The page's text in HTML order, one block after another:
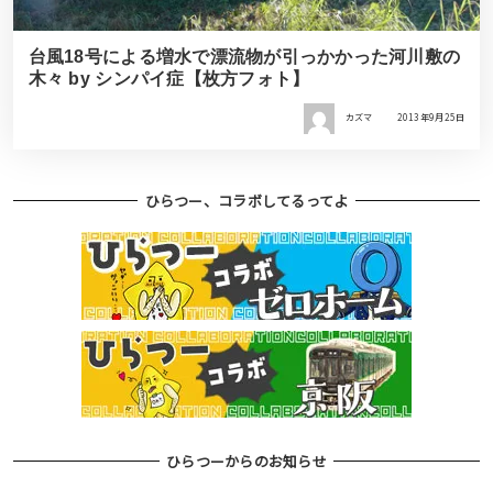
台風18号による増水で漂流物が引っかかった河川敷の
木々 by シンパイ症【枚方フォト】
カズマ 2013年9月25日
ひらつー、コラボしてるってよ
ひらつーからのお知らせ